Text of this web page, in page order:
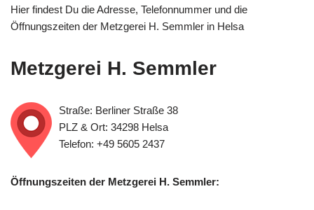
Hier findest Du die Adresse, Telefonnummer und die
Öffnungszeiten der Metzgerei H. Semmler in Helsa
Metzgerei H. Semmler
Straße: Berliner Straße 38
PLZ & Ort: 34298 Helsa
Telefon: +49 5605 2437
Öffnungszeiten der Metzgerei H. Semmler: